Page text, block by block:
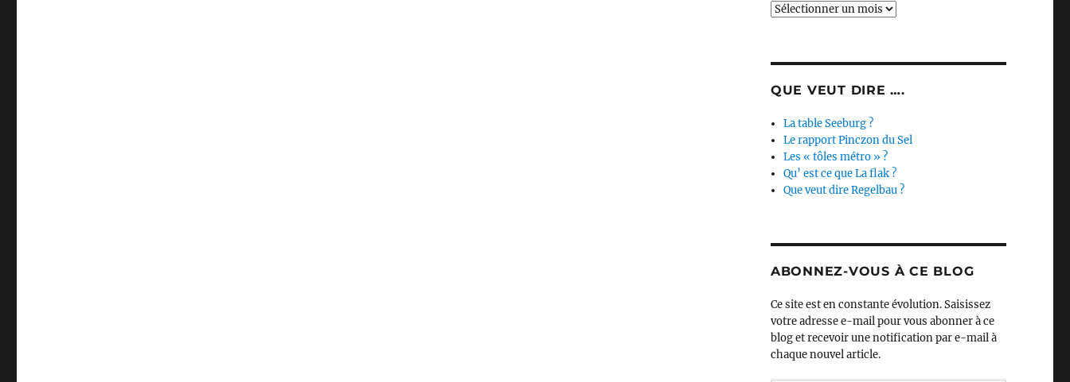
Archives
QUE VEUT DIRE ….
La table Seeburg ?
Le rapport Pinczon du Sel
Les « tôles métro » ?
Qu’ est ce que La flak ?
Que veut dire Regelbau ?
ABONNEZ-VOUS À CE BLOG
Ce site est en constante évolution. Saisissez
votre adresse e-mail pour vous abonner à ce
blog et recevoir une notification par e-mail à
chaque nouvel article.